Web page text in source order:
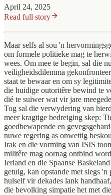
April 24, 2025
Read full story
Maar selfs al sou 'n
om formele politieke mag te
wees. Om mee te begin, sal die
veiligheidsdilemma
staat te bewaar en om sy
die huidige outoritêre bewind te
dié te suiwer wat vir jare
Tog sal die verwydering van
meer kragtige bedreiging skep:
goedbewapende en
nuwe regering as onwettig
Irak en die vorming van ISIS
militêre mag oornag ontbind
Ierland en die Spaanse
getuig, kan opstande met slegs 'n
hulself vir dekades lank
die bevolking simpatie het met